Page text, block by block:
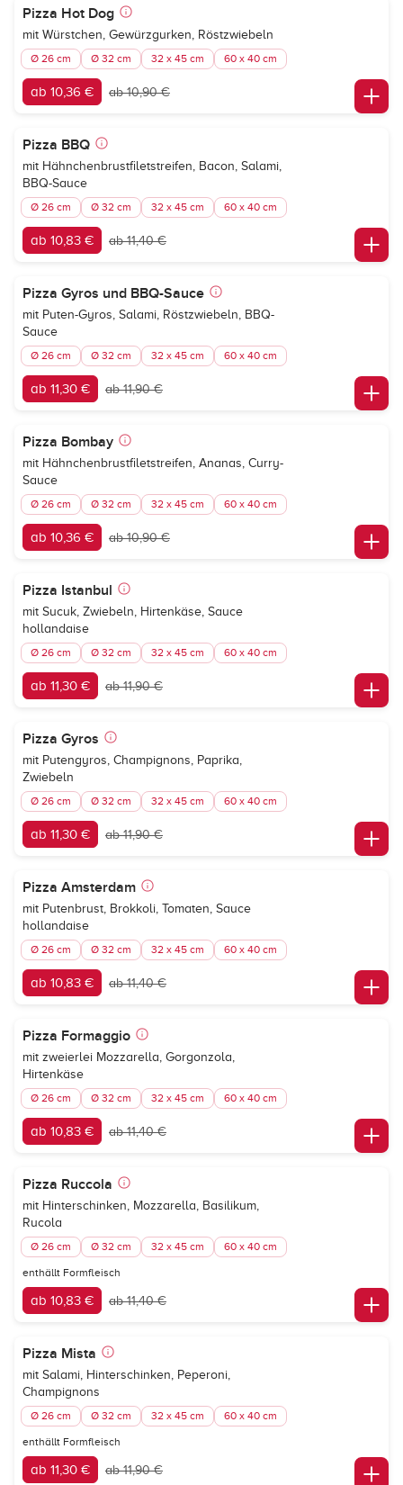
Pizza Hot Dog
mit Würstchen, Gewürzgurken, Röstzwiebeln
Ø 26 cm Ø 32 cm 32 x 45 cm 60 x 40 cm
ab 10,36 € ab 10,90 €
Pizza BBQ
mit Hähnchenbrustfiletstreifen, Bacon, Salami,
BBQ-Sauce
Ø 26 cm Ø 32 cm 32 x 45 cm 60 x 40 cm
ab 10,83 € ab 11,40 €
Pizza Gyros und BBQ-Sauce
mit Puten-Gyros, Salami, Röstzwiebeln, BBQ-
Sauce
Ø 26 cm Ø 32 cm 32 x 45 cm 60 x 40 cm
ab 11,30 € ab 11,90 €
Pizza Bombay
mit Hähnchenbrustfiletstreifen, Ananas, Curry-
Sauce
Ø 26 cm Ø 32 cm 32 x 45 cm 60 x 40 cm
ab 10,36 € ab 10,90 €
Pizza Istanbul
mit Sucuk, Zwiebeln, Hirtenkäse, Sauce
hollandaise
Ø 26 cm Ø 32 cm 32 x 45 cm 60 x 40 cm
ab 11,30 € ab 11,90 €
Pizza Gyros
mit Putengyros, Champignons, Paprika,
Zwiebeln
Ø 26 cm Ø 32 cm 32 x 45 cm 60 x 40 cm
ab 11,30 € ab 11,90 €
Pizza Amsterdam
mit Putenbrust, Brokkoli, Tomaten, Sauce
hollandaise
Ø 26 cm Ø 32 cm 32 x 45 cm 60 x 40 cm
ab 10,83 € ab 11,40 €
Pizza Formaggio
mit zweierlei Mozzarella, Gorgonzola,
Hirtenkäse
Ø 26 cm Ø 32 cm 32 x 45 cm 60 x 40 cm
ab 10,83 € ab 11,40 €
Pizza Ruccola
mit Hinterschinken, Mozzarella, Basilikum,
Rucola
Ø 26 cm Ø 32 cm 32 x 45 cm 60 x 40 cm
enthällt Formfleisch
ab 10,83 € ab 11,40 €
Pizza Mista
mit Salami, Hinterschinken, Peperoni,
Champignons
Ø 26 cm Ø 32 cm 32 x 45 cm 60 x 40 cm
enthällt Formfleisch
ab 11,30 € ab 11,90 €